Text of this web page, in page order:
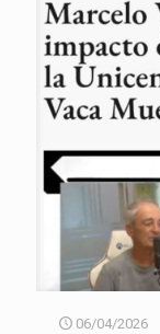
06/04/2026